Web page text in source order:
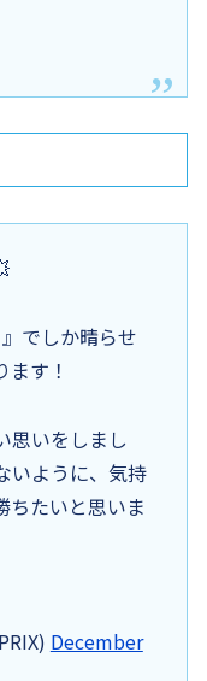
でしか晴らせ
す！
思いをしまし
いように、気持
ちたいと思いま
December